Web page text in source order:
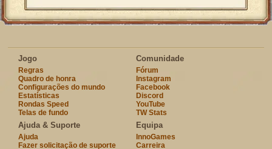
Jogo
Regras
Quadro de honra
Configurações do mundo
Estatísticas
Rondas Speed
Telas de fundo
Comunidade
Fórum
Instagram
Facebook
Discord
YouTube
TW Stats
Ajuda & Suporte
Ajuda
Fazer solicitação de suporte
Equipa
InnoGames
Carreira